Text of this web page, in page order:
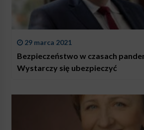
29 marca 2021
Bezpieczeństwo w czasach
Wystarczy się ubezpieczyć